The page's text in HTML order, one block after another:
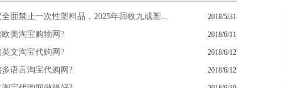
全面禁止一次性塑料品，2025年回收九成塑... 2018/5/31
美淘宝购物网? 2018/6/11
文淘宝代购网? 2018/6/12
语言淘宝代购网? 2018/6/12